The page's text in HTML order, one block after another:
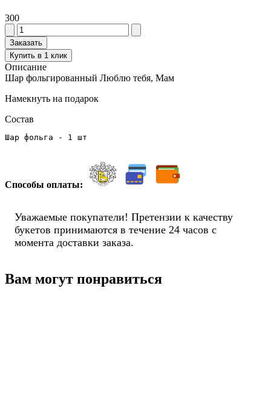
300
Заказать
Купить в 1 клик
Описание
Шар фольгированный Люблю тебя, Мам
Намекнуть на подарок
Состав
Шар фольга - 1 шт
Способы оплаты:
Уважаемые покупатели! Претензии к качеству
букетов принимаются в течение 24 часов с
момента доставки заказа.
Вам могут понравиться